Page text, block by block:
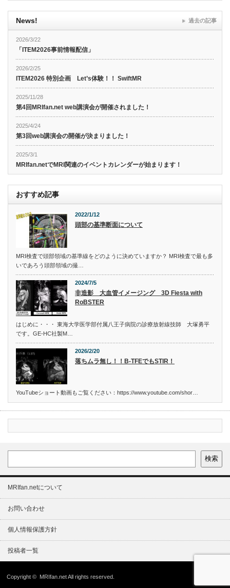
News!
2026/3/22
「ITEM2026事前情報配信」
2026/2/25
ITEM2026 特別企画 Let’s体験！！ SwiftMR
2025/11/28
第4回MRIfan.net web講演会が開催されました！
2025/4/24
第3回web講演会の開催が決まりました！
2025/3/1
MRIfan.netでMRI関連のイベントカレンダーが始まります！
過去の記事
おすすめ記事
2022/1/12
頭部の基準断面について
MRI検査で頭部領域の基準線をどのように決めていますか？ MRI検査で最も多
いであろう頭部領域の撮…
2024/7/5
非造影 大血管イメージング 3D Fiesta with
RoBSTER
はじめに・・・ 東海大学医学部付属八王子病院の診療放射線技師 大塚勇平
です。GE-HC社製M…
2026/2/20
落ちムラ無し！！B-TFEでもSTIR！
YouTubeショート動画もご覧ください：https://www.youtube.com/shor…
検索
MRIfan.netについて
お問い合わせ
個人情報保護方針
投稿者一覧
Copyright © MRIfan.netAll rights reserved.